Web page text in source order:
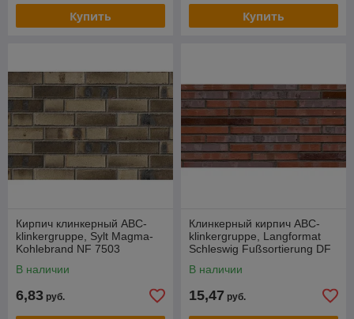
Купить Купить
Кирпич клинкерный ABC-
klinkergruppe, Sylt Magma-
Kohlebrand NF 7503
В наличии
6,83 руб.
Клинкерный кирпич ABC-
klinkergruppe, Langformat
Schleswig Fußsortierung DF
В наличии
15,47 руб.